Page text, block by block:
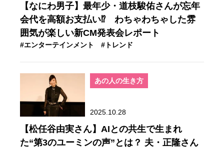
【なにわ男子】最年少・道枝駿佑さんが忘年
会代を高額お支払い⁉ わちゃわちゃした雰
囲気が楽しい新CM発表会レポート
#エンターテインメント #トレンド
あの人の生き方
2025.10.28
【松任谷由実さん】AIとの共生で生まれ
た“第3のユーミンの声”とは？ 夫・正隆さん